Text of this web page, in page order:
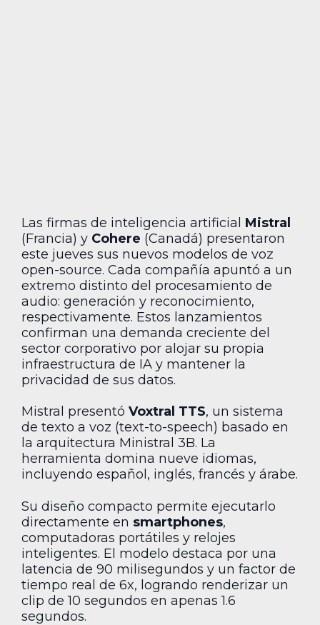
Las firmas de inteligencia artificial Mistral
(Francia) y Cohere (Canadá) presentaron
este jueves sus nuevos modelos de voz
open-source. Cada compañía apuntó a un
extremo distinto del procesamiento de
audio: generación y reconocimiento,
respectivamente. Estos lanzamientos
confirman una demanda creciente del
sector corporativo por alojar su propia
infraestructura de IA y mantener la
privacidad de sus datos.
Mistral presentó Voxtral TTS, un sistema
de texto a voz (text-to-speech) basado en
la arquitectura Ministral 3B. La
herramienta domina nueve idiomas,
incluyendo español, inglés, francés y árabe.
Su diseño compacto permite ejecutarlo
directamente en smartphones,
computadoras portátiles y relojes
inteligentes. El modelo destaca por una
latencia de 90 milisegundos y un factor de
tiempo real de 6x, logrando renderizar un
clip de 10 segundos en apenas 1.6
segundos.